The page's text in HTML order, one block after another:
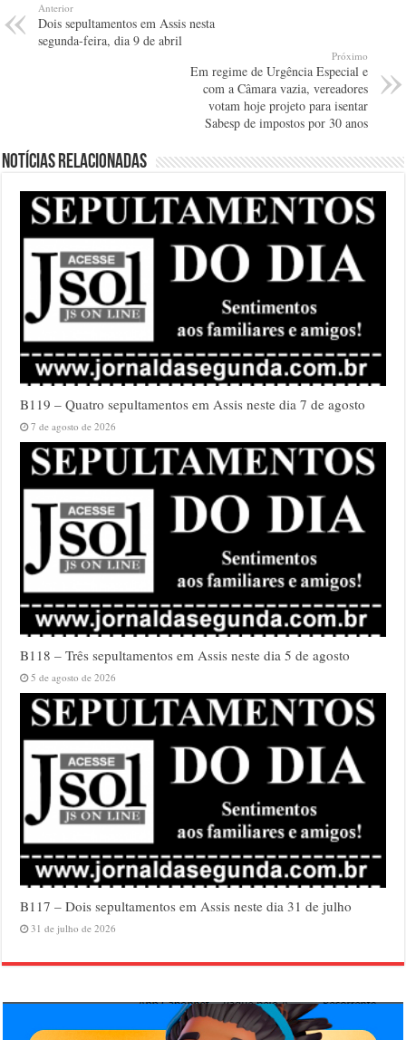
Anterior
Dois sepultamentos em Assis nesta
segunda-feira, dia 9 de abril
Próximo
Em regime de Urgência Especial e
com a Câmara vazia, vereadores
votam hoje projeto para isentar
Sabesp de impostos por 30 anos
Notícias relacionadas
B119 – Quatro sepultamentos em Assis neste dia 7 de agosto
7 de agosto de 2026
B118 – Três sepultamentos em Assis neste dia 5 de agosto
5 de agosto de 2026
B117 – Dois sepultamentos em Assis neste dia 31 de julho
31 de julho de 2026